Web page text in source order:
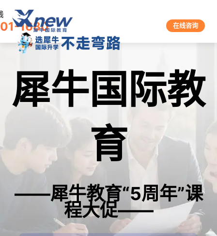
1680 在线咨询
犀牛国际教
育
——犀牛教育“5周年”课
程大促——